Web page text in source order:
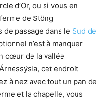
d’Or, ou si vous en
de Stöng
passage dans le Sud de
n’est à manquer
cœur de la vallée
cet endroit
à nez avec tout un pan de
et la chapelle, vous